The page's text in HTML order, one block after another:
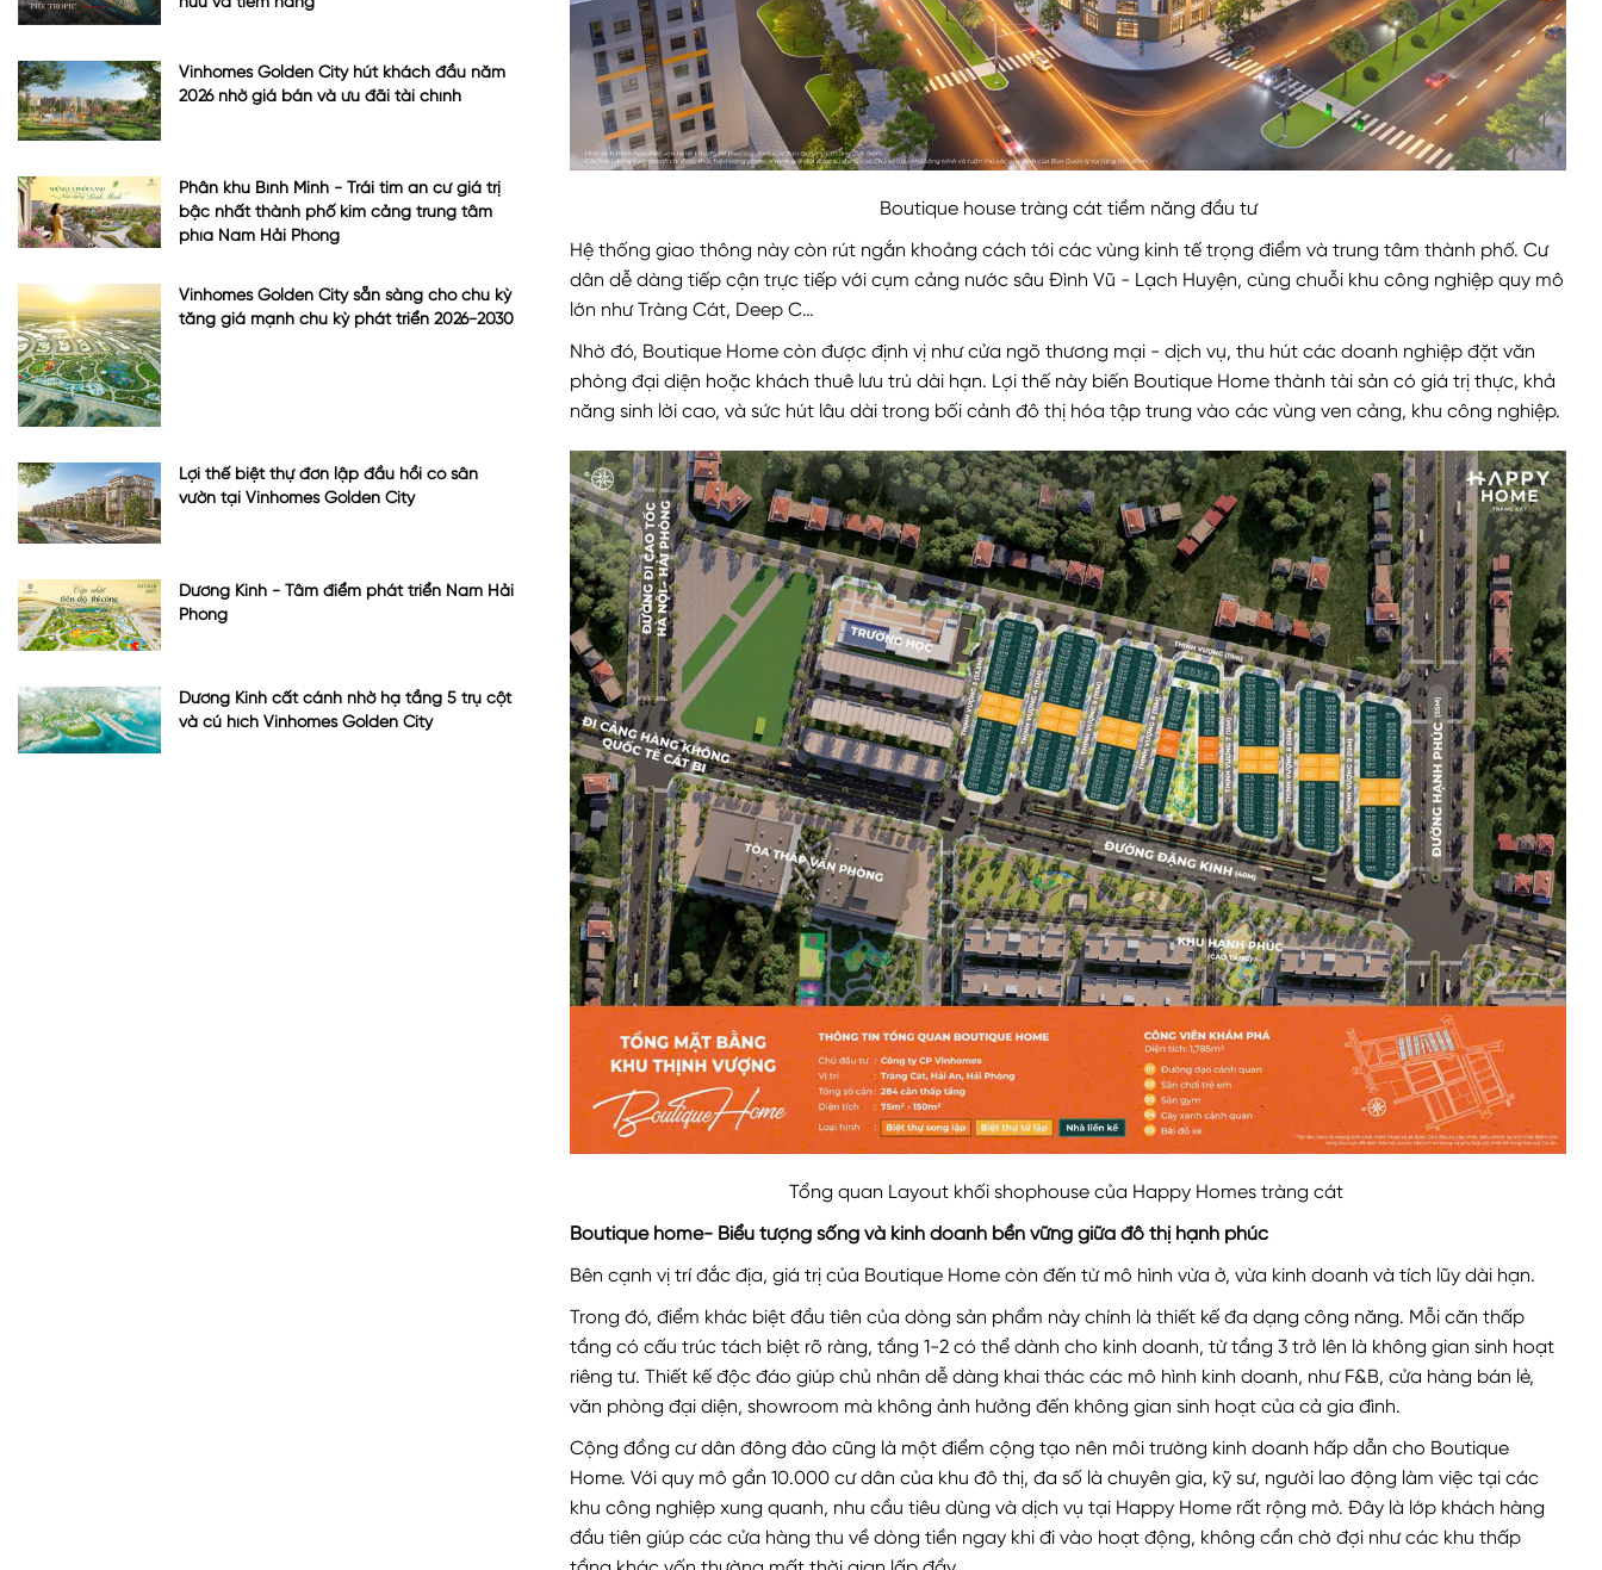
Boutique house tràng cát tiềm năng đầu tư
Hệ thống giao thông này còn rút ngắn khoảng cách tới các vùng kinh tế trọng điểm và trung tâm thành phố. Cư
dân dễ dàng tiếp cận trực tiếp với cụm cảng nước sâu Đình Vũ - Lạch Huyện, cùng chuỗi khu công nghiệp quy mô
lớn như Tràng Cát, Deep C…
Nhờ đó, Boutique Home còn được định vị như cửa ngõ thương mại - dịch vụ, thu hút các doanh nghiệp đặt văn
phòng đại diện hoặc khách thuê lưu trú dài hạn. Lợi thế này biến Boutique Home thành tài sản có giá trị thực, khả
năng sinh lời cao, và sức hút lâu dài trong bối cảnh đô thị hóa tập trung vào các vùng ven cảng, khu công nghiệp.
Tổng quan Layout khối shophouse của Happy Homes tràng cát
Boutique home- Biểu tượng sống và kinh doanh bền vững giữa đô thị hạnh phúc
Bên cạnh vị trí đắc địa, giá trị của Boutique Home còn đến từ mô hình vừa ở, vừa kinh doanh và tích lũy dài hạn.
Trong đó, điểm khác biệt đầu tiên của dòng sản phẩm này chính là thiết kế đa dạng công năng. Mỗi căn thấp
tầng có cấu trúc tách biệt rõ ràng, tầng 1-2 có thể dành cho kinh doanh, từ tầng 3 trở lên là không gian sinh hoạt
riêng tư. Thiết kế độc đáo giúp chủ nhân dễ dàng khai thác các mô hình kinh doanh, như F&B, cửa hàng bán lẻ,
văn phòng đại diện, showroom mà không ảnh hưởng đến không gian sinh hoạt của cả gia đình.
Cộng đồng cư dân đông đảo cũng là một điểm cộng tạo nên môi trường kinh doanh hấp dẫn cho Boutique
Home. Với quy mô gần 10.000 cư dân của khu đô thị, đa số là chuyên gia, kỹ sư, người lao động làm việc tại các
khu công nghiệp xung quanh, nhu cầu tiêu dùng và dịch vụ tại Happy Home rất rộng mở. Đây là lớp khách hàng
đầu tiên giúp các cửa hàng thu về dòng tiền ngay khi đi vào hoạt động, không cần chờ đợi như các khu thấp
Vinhomes Golden City hút khách đầu năm
2026 nhờ giá bán và ưu đãi tài chính
Phân khu Bình Minh - Trái tim an cư giá trị
bậc nhất thành phố kim cảng trung tâm
phía Nam Hải Phòng
Vinhomes Golden City sẵn sàng cho chu kỳ
tăng giá mạnh chu kỳ phát triển 2026-2030
Lợi thế biệt thự đơn lập đầu hồi có sân
vườn tại Vinhomes Golden City
Dương Kinh - Tâm điểm phát triển Nam Hải
Phòng
Dương Kinh cất cánh nhờ hạ tầng 5 trụ cột
và cú hích Vinhomes Golden City